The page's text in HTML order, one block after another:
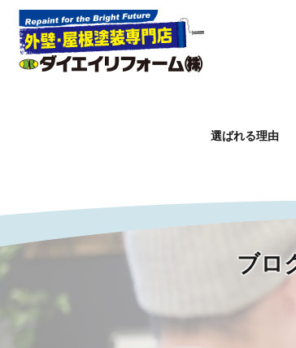
選ばれる理由
お得感満載トー
Warning: Undefined property: WP_Error::$slug in
ブロ